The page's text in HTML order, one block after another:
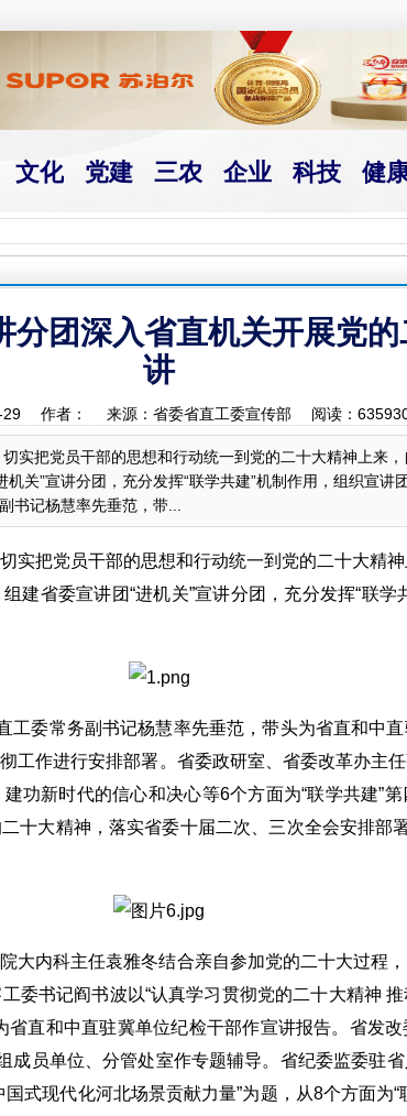
文化 党建 三农 企业 科技 健
分团深入省直机关开展党
讲
29 作者： 来源：省委省直工委宣传部 阅读：
实把党员干部的思想和行动统一到党的二十大精神上来
关”宣讲分团，充分发挥“联学共建”机制作用，组织宣讲
书记杨慧率先垂范，带...
实把党员干部的思想和行动统一到党的二十大精
建省委宣讲团“进机关”宣讲分团，充分发挥“联学
工委常务副书记杨慧率先垂范，带头为省直和中
工作进行安排部署。省委政研室、省委改革办主
功新时代的信心和决心等6个方面为“联学共建”第
十大精神，落实省委十届二次、三次全会安排部
大内科主任袁雅冬结合亲自参加党的二十大过程
委书记阎书波以“认真学习贯彻党的二十大精神
省直和中直驻冀单位纪检干部作宣讲报告。省发
成员单位、分管处室作专题辅导。省纪委监委驻
式现代化河北场景贡献力量”为题，从8个方面为